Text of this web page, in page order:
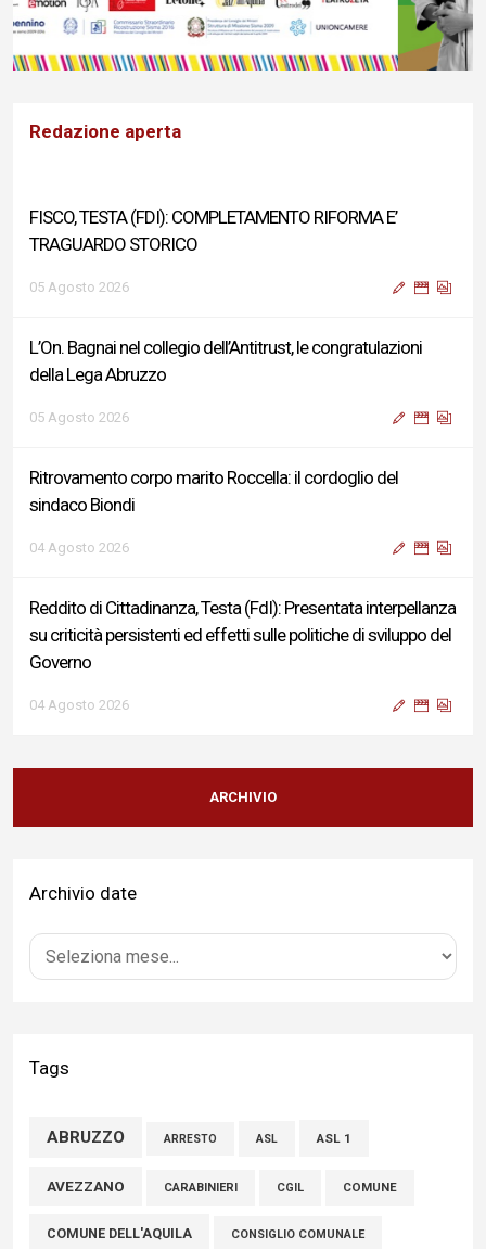
Redazione aperta
FISCO, TESTA (FDI): COMPLETAMENTO RIFORMA E’
TRAGUARDO STORICO
05 Agosto 2026
L’On. Bagnai nel collegio dell’Antitrust, le congratulazioni
della Lega Abruzzo
05 Agosto 2026
Ritrovamento corpo marito Roccella: il cordoglio del
sindaco Biondi
04 Agosto 2026
Reddito di Cittadinanza, Testa (FdI): Presentata interpellanza
su criticità persistenti ed effetti sulle politiche di sviluppo del
Governo
04 Agosto 2026
Sigismondi, Liris e Testa: “Profondo cordoglio e vicinanza al
Ministro Roccella e alla sua famiglia”
Terminal bus "Lorenzo Natali": modifiche temporanee alla
04 Agosto 2026
della comunità»
Marcinelle, Verrecchia (FdI): "Un minuto di raccoglimento in
connazionali tra cui molti abruzzesi"
ARCHIVIO
Archivio date
Tags
ABRUZZO ARRESTO ASL ASL 1
AVEZZANO CARABINIERI CGIL COMUNE
COMUNE DELL'AQUILA CONSIGLIO COMUNALE